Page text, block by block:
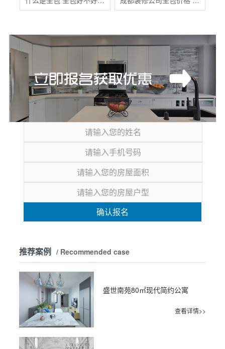
确认报名
推荐案例 / Recommended case
盛世南苑80㎡现代简约公寓
查看详情>>